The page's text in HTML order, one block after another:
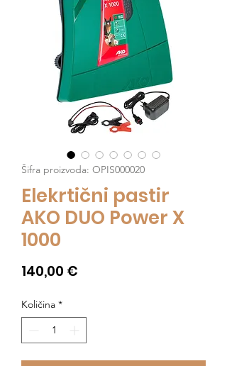
Šifra proizvoda: OPIS000020
Elekrtični pastir
AKO DUO Power X
1000
140,00 €
Količina *